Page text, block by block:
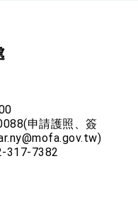
納州設立「駐鳳凰城辦
申請護照、簽
317-7382